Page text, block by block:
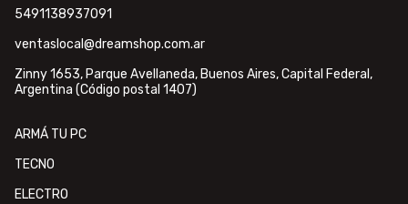
5491138937091
ventaslocal@dreamshop.com.ar
Zinny 1653, Parque Avellaneda, Buenos Aires, Capital Federal,
Argentina (Código postal 1407)
ARMÁ TU PC
TECNO
ELECTRO